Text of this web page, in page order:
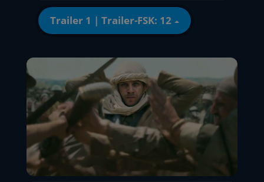
Trailer 1 | Trailer-FSK: 12